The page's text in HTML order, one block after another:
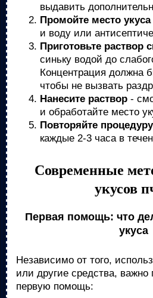
выдавить
Промойте место укуса
и воду или
Приготовьте раствор
синьку водой до
Концентрация должна
чтобы не вызвать
Нанесите раствор -
и обработайте место
Повторяйте процедуру
каждые 2-3 часа в
Современные
укусов
Первая помощь: что
укуса
Независимо от того,
или другие средства, важно
первую помощь: